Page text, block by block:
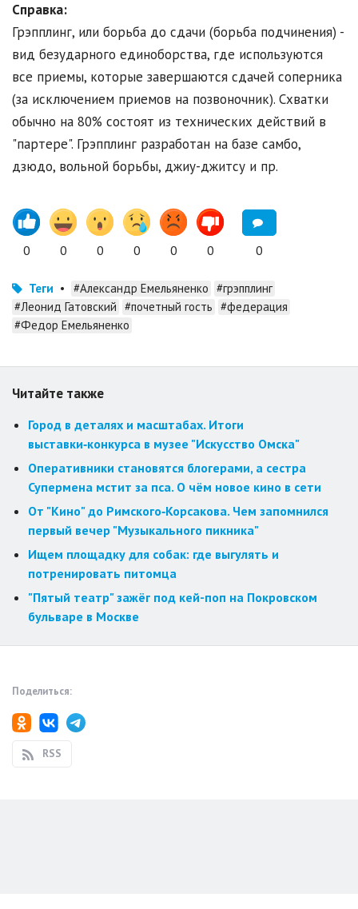
Справка:
Грэпплинг, или борьба до сдачи (борьба подчинения) -
вид безударного единоборства, где используются
все приемы, которые завершаются сдачей соперника
(за исключением приемов на позвоночник). Схватки
обычно на 80% состоят из технических действий в
"партере". Грэпплинг разработан на базе самбо,
дзюдо, вольной борьбы, джиу-джитсу и пр.
0 0 0 0 0 0 0
Теги • #Александр Емельяненко #грэпплинг
#Леонид Гатовский #почетный гость #федерация
#Федор Емельяненко
Читайте также
Город в деталях и масштабах. Итоги
выставки‑конкурса в музее "Искусство Омска"
Оперативники становятся блогерами, а сестра
Супермена мстит за пса. О чём новое кино в сети
От "Кино" до Римского‑Корсакова. Чем запомнился
первый вечер "Музыкального пикника"
Ищем площадку для собак: где выгулять и
потренировать питомца
"Пятый театр" зажёг под кей-поп на Покровском
бульваре в Москве
Поделиться:
RSS